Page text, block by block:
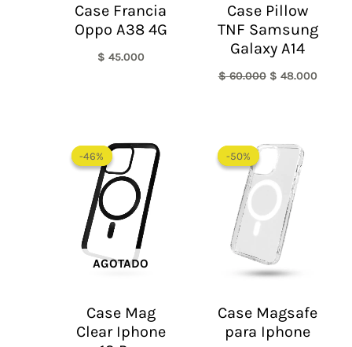
Case Francia
Oppo A38 4G
$ 45.000
Case Pillow
TNF Samsung
Galaxy A14
$60.000 $ 48.000
-46%
AGOTADO
-46%
Case Mag
Clear Iphone
precio
original
era:
$ 65.000.
-50%
-50%
Case Magsafe
para Iphone
de
precios:
desde
$ 30.000
hasta